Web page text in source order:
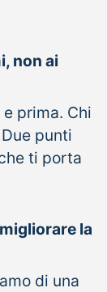
non ai
prima. Chi
punti
ti porta
la
di una